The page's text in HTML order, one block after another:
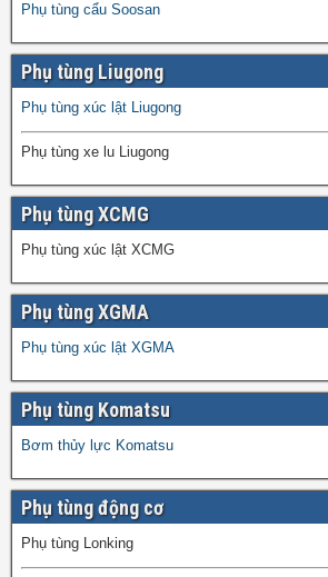
Phụ tùng cẩu Soosan
Phụ tùng Liugong
Phụ tùng xúc lật Liugong
Phụ tùng xe lu Liugong
Phụ tùng XCMG
Phụ tùng xúc lật XCMG
Phụ tùng XGMA
Phụ tùng xúc lật XGMA
Phụ tùng Komatsu
Bơm thủy lực Komatsu
Phụ tùng động cơ
Phụ tùng Lonking